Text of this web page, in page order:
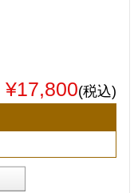
¥17,800(税込)